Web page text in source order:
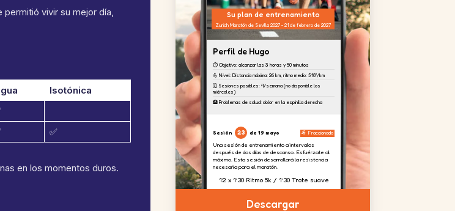
vivir su mejor día,
Isotónica
✅
en los momentos duros.
Su plan de entrenamiento
Zurich Maratón de Sevilla 2027 - 21 de febrero de 2027
Perfil de Hugo
⏱️ Objetivo: alcanzar las 3 horas y 50 minutos
💪 Nivel: Distancia máxima: 26 km, ritmo medio: 5'18''/km
🗓️ Sesiones posibles: 4/semana (no disponible los
miércoles)
🏥 Problemas de salud: dolor en la espinilla derecha
Sesión 23 de 19 mayo Fraccionado
Una sesión de entrenamiento a intervalos
después de dos días de descanso. Esfuérzate al
máximo. Esta sesión desarrollará la resistencia
necesaria para el maratón.
12 x 1’30 Ritmo 5k / 1’30 Trote suave
Descargar